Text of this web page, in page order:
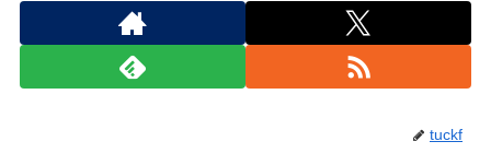
tuckf